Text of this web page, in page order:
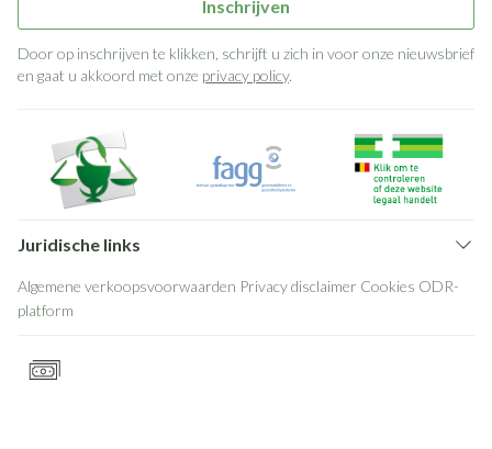
Inschrijven
Door op inschrijven te klikken, schrijft u zich in voor onze nieuwsbrief
en gaat u akkoord met onze privacy policy.
Juridische links
Algemene verkoopsvoorwaarden Privacy disclaimer Cookies ODR-
platform